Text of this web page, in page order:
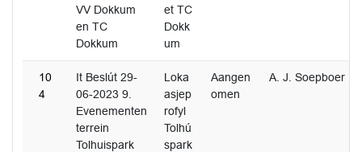
VV Dokkum
en TC
Dokkum
et TC
Dokk
um
10
4
It Beslút 29-
06-2023 9.
Evenementen
terrein
Tolhuispark
Loka
asjep
rofyl
Tolhú
spark
Aangen
omen
A. J. Soepboer